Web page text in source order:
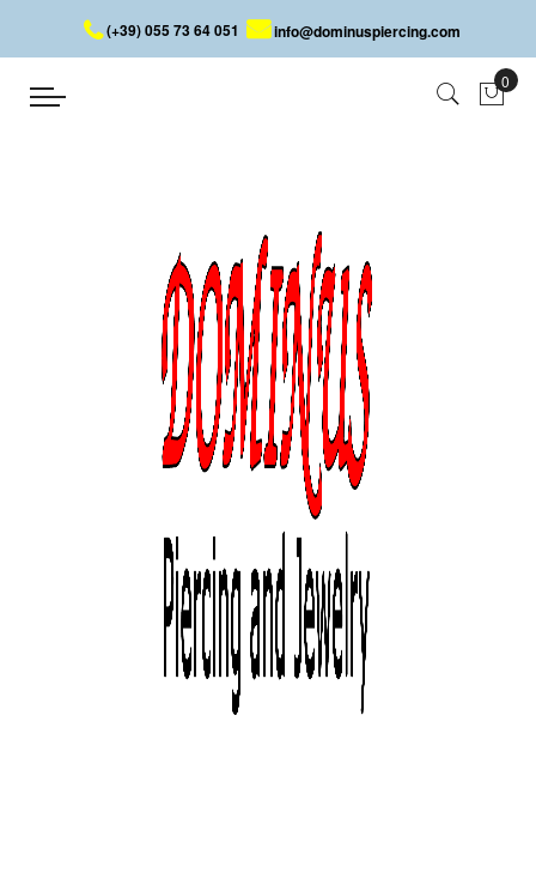
(+39) 055 73 64 051 info@dominuspiercing.com
SPIRALE